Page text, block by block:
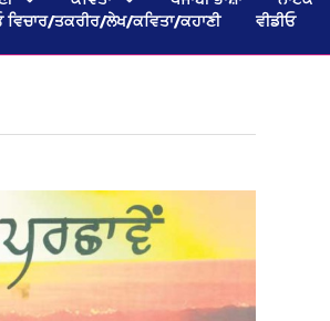
ਵਿਚਾਰ/ਤਕਰੀਰ/ਲੇਖ/ਕਵਿਤਾ/ਕਹਾਣੀ ਵੀਡੀਓ